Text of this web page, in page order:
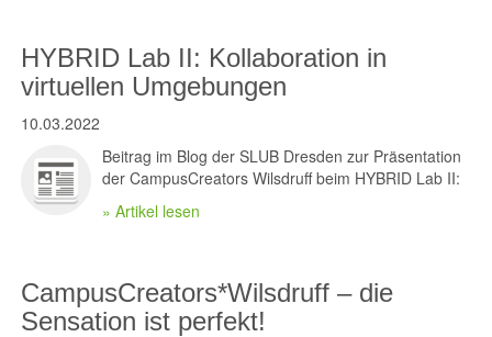
HYBRID Lab II: Kollaboration in
virtuellen Umgebungen
10.03.2022
Beitrag im Blog der SLUB Dresden zur Präsentation
der CampusCreators Wilsdruff beim HYBRID Lab II:
» Artikel lesen
CampusCreators*Wilsdruff – die
Sensation ist perfekt!